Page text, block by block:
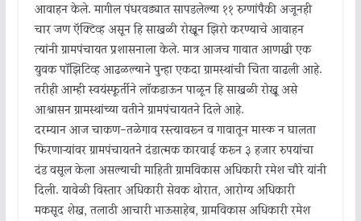
आवाहन केले. मागील पंधरवड्यात सापडलेल्या ११ रुग्णांपैकी अजूनही
चार जण ऍक्टिव्ह असून हि साखळी रोखून झिरो करण्याचे आवाहन
त्यांनी ग्रामपंचायत प्रशासनाला केले. मात्र आजच गावात आणखी एक
युवक पॉझिटिव्ह आढळल्याने पुन्हा एकदा ग्रामस्थांची चिंता वाढली आहे.
तरीही आम्ही स्वयंस्फूर्तीने लॉकडाऊन पाळून हि साखळी रोखू असे
आश्वासन ग्रामस्थांच्या वतीने ग्रामपंचायतने दिले आहे.
दरम्यान आज चाकण-तळेगाव रस्त्यावरून व गावातून मास्क न घालता
फिरणाऱ्यांवर ग्रामपंचायतने दंडात्मक कारवाई करून ३ हजार रुपयांचा
दंड वसूल केला असल्याची माहिती ग्रामविकास अधिकारी रमेश चौरे यांनी
दिली. यावेळी विस्तार अधिकारी सेवक थोरात, आरोग्य अधिकारी
मकसूद शेख, तलाठी आचारी भाऊसाहेब, ग्रामविकास अधिकारी रमेश